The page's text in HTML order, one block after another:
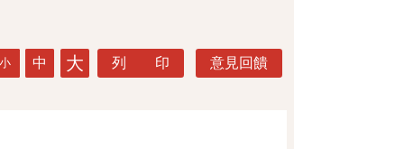
小 中 大 列 印 意見回饋